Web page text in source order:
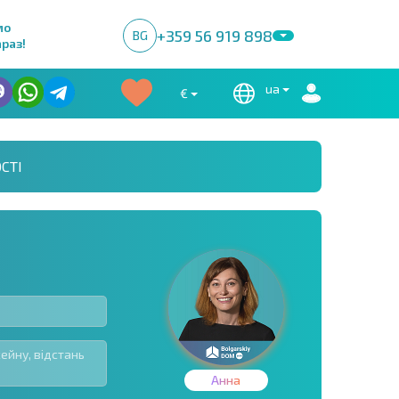
BG +359 56 919 898
€ ua
Анна